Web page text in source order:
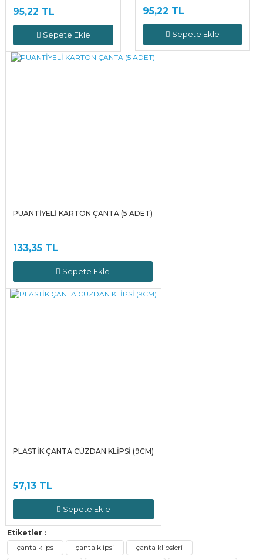
95,22 TL
Sepete Ekle
95,22 TL
Sepete Ekle
PUANTİYELİ KARTON ÇANTA (5 ADET)
133,35 TL
Sepete Ekle
PLASTİK ÇANTA CÜZDAN KLİPSİ (9CM)
57,13 TL
Sepete Ekle
Etiketler :
çanta klips
çanta klipsi
çanta klipsleri